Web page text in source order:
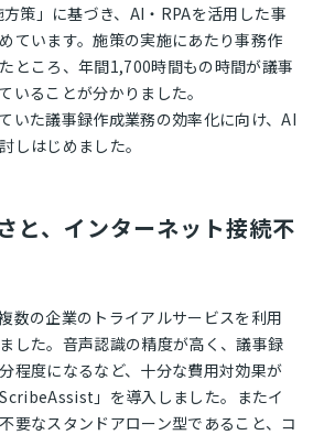
策」に基づき、AI・RPAを活用した事
ています。施策の実施にあたり事務作
ところ、年間1,700時間もの時間が議事
いることが分かりました。
いた議事録作成業務の効率化に向け、AI
しはじめました。
と、インターネット接続不
数の企業のトライアルサービスを利用
した。音声認識の精度が高く、議事録
程度になるなど、十分な費用対効果が
」を導入しました。またイ
要なスタンドアローン型であること、コ